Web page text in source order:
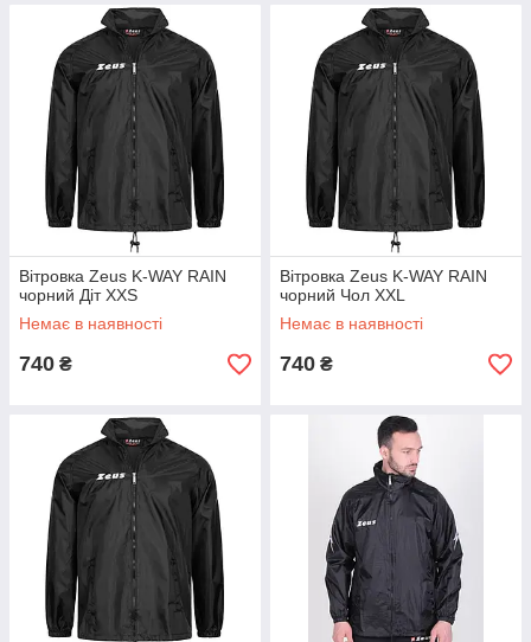
Вітровка Zeus K-WAY RAIN
чорний Діт XXS
Немає в наявності
740 ₴
Вітровка Zeus K-WAY RAIN
чорний Чол XXL
Немає в наявності
740 ₴